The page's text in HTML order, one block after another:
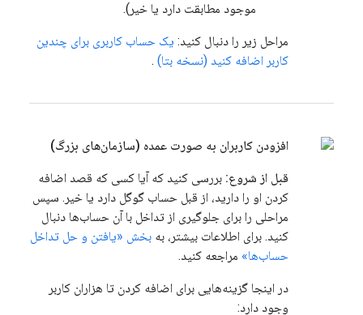
موجود مطابقت دارد یا خیر).
مراحل زیر را دنبال کنید: یک حساب کاربری برای چندین
کاربر اضافه کنید (نسخه بتا) .
افزودن کاربران به صورت عمده (سازمان‌های بزرگ)
قبل از شروع: بررسی کنید که آیا کسی که قصد اضافه
کردن او را دارید، از قبل حساب گوگل دارد یا خیر. سپس
مراحلی را برای جلوگیری از تداخل با آن حساب‌ها دنبال
کنید. برای اطلاعات بیشتر، به بخش «یافتن و حل تداخل
حساب‌ها» مراجعه کنید.
در اینجا گزینه‌هایی برای اضافه کردن تا هزاران کاربر
وجود دارد: